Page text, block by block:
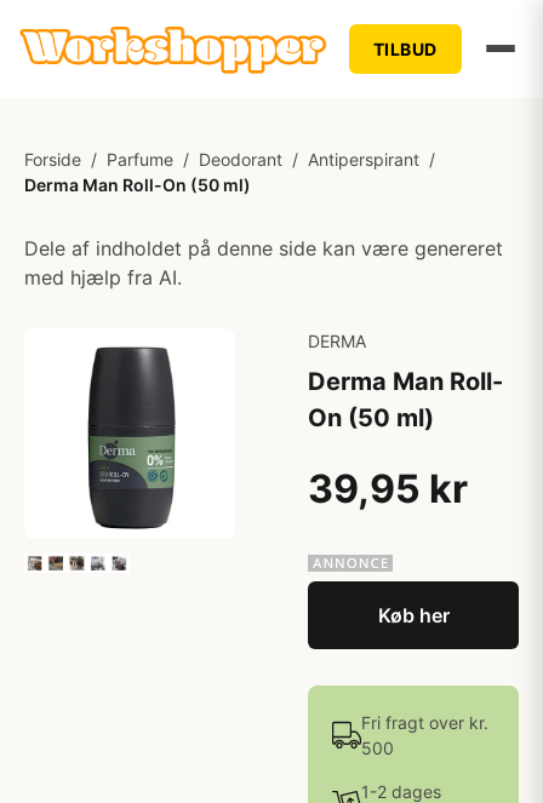
TILBUD
Forside / Parfume / Deodorant / Antiperspirant /
Derma Man Roll-On (50 ml)
Dele af indholdet på denne side kan være genereret
med hjælp fra AI.
DERMA
Derma Man Roll-
On (50 ml)
39,95 kr
Køb her
Fri fragt over kr.
500
1-2 dages